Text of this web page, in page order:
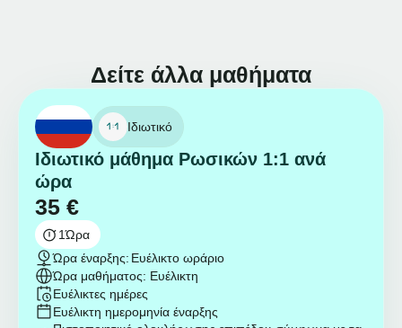
Δείτε άλλα μαθήματα
Ιδιωτικό
Ιδιωτικό μάθημα Ρωσικών 1:1 ανά
ώρα
35 €
1Ώρα
Ώρα έναρξης: Ευέλικτο ωράριο
Ώρα μαθήματος: Ευέλικτη
Ευέλικτες ημέρες
Ευέλικτη ημερομηνία έναρξης